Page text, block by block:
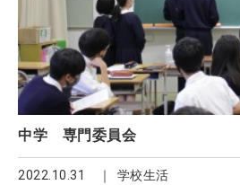
中学 専門委員会
2022.10.31 学校生活